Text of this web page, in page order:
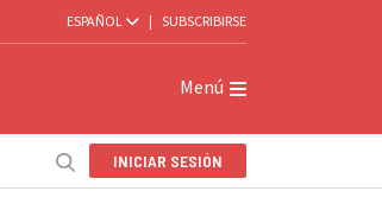
ESPAÑOL | SUBSCRIBIRSE
Menú
INICIAR SESIÓN